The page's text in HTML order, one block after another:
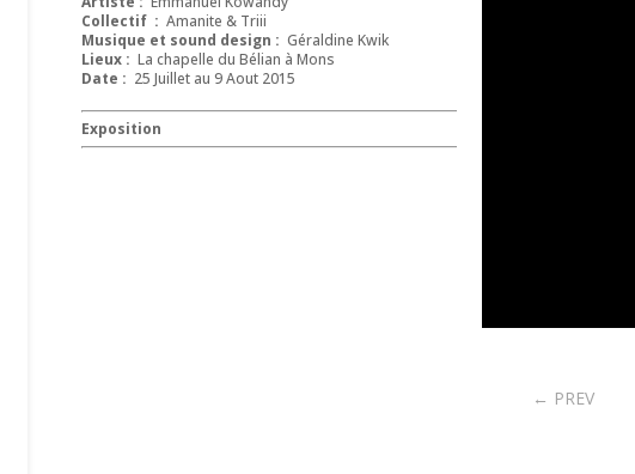
Collectif : Amanite & Triii
Musique et sound design : Géraldine Kwik
Lieux :La chapelle du Bélian à Mons
Date : 25 Juillet au 9 Aout 2015
Exposition
← PREV